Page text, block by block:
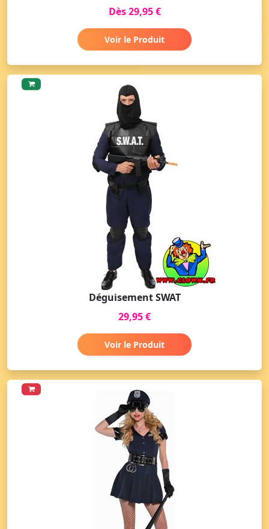
Dès 29,95 €
Voir le Produit
Déguisement SWAT
29,95 €
Voir le Produit